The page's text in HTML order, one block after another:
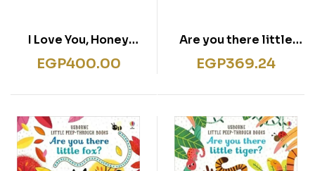
I Love You, Honey
Bunny (Made With
EGP400.00
Are you there little
Bunny
EGP369.24